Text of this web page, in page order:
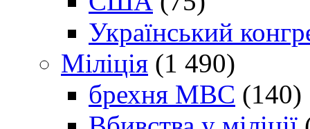
Український
Міліція (1 490)
брехня МВС (140)